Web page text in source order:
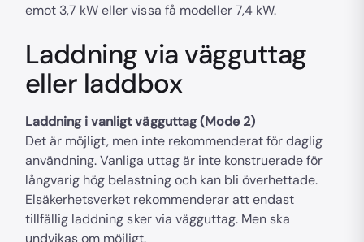
emot 3,7 kW eller vissa få modeller 7,4 kW.
Laddning via vägguttag
eller laddbox
Laddning i vanligt vägguttag (Mode 2)
Det är möjligt, men inte rekommenderat för daglig
användning. Vanliga uttag är inte konstruerade för
långvarig hög belastning och kan bli överhettade.
Elsäkerhetsverket rekommenderar att endast
tillfällig laddning sker via vägguttag. Men ska
undvikas om möjligt.